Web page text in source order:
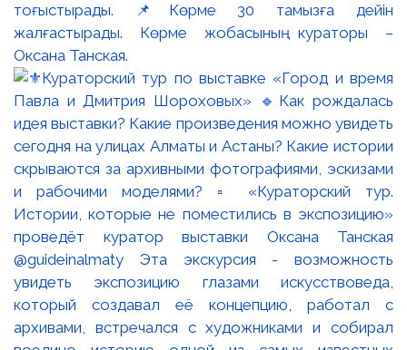
тоғыстырады. 📌Көрме 30 тамызға дейін
жалғастырады. Көрме жобасының кураторы –
Оксана Танская.